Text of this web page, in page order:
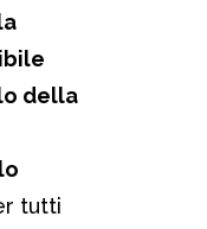
della
tutti